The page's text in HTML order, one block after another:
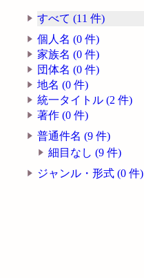
すべて (11 件)
個人名 (0 件)
家族名 (0 件)
団体名 (0 件)
地名 (0 件)
統一タイトル (2 件)
著作 (0 件)
普通件名 (9 件)
細目なし (9 件)
ジャンル・形式 (0 件)